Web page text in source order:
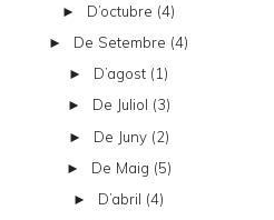
► D’octubre (4)
► De Setembre (4)
► D’agost (1)
► De Juliol (3)
► De Juny (2)
► De Maig (5)
► D’abril (4)